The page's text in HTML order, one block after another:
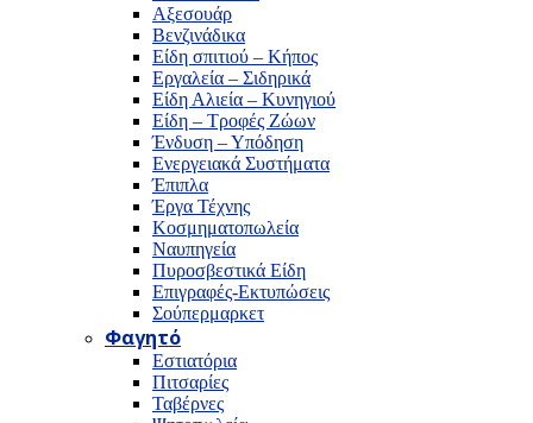
Αξεσουάρ
Βενζινάδικα
Είδη σπιτιού – Κήπος
Εργαλεία – Σιδηρικά
Είδη Αλιεία – Κυνηγιού
Είδη – Τροφές Ζώων
Ένδυση – Υπόδηση
Ενεργειακά Συστήματα
Έπιπλα
Έργα Τέχνης
Κοσμηματοπωλεία
Ναυπηγεία
Πυροσβεστικά Είδη
Επιγραφές-Εκτυπώσεις
Σούπερμαρκετ
Φαγητό
Εστιατόρια
Πιτσαρίες
Ταβέρνες